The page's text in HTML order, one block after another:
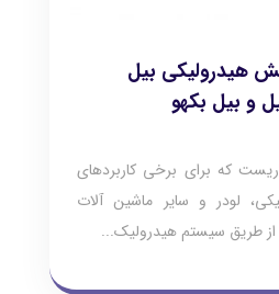
هیدرولیکی بیل
و بیل بکهو
که برای برخی کاربردهای
لودر و سایر ماشین آلات
طریق سیستم هیدرولیک...